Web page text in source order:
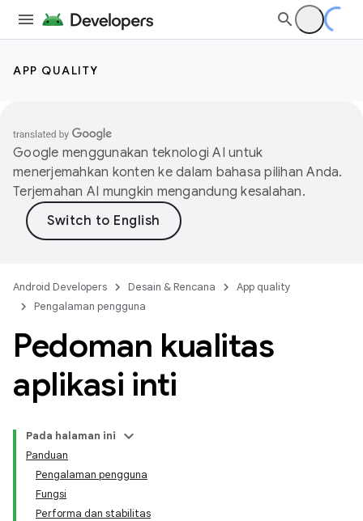
APP QUALITY
Google menggunakan teknologi AI untuk
menerjemahkan konten ke dalam bahasa pilihan Anda.
Terjemahan AI mungkin mengandung kesalahan.
Android Developers Desain & Rencana
App quality
Pengalaman pengguna
Pedoman kualitas
aplikasi inti
Pada halaman ini
Panduan
Pengalaman pengguna
Fungsi
Performa dan stabilitas